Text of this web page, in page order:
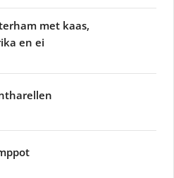
met kaas,
en ei